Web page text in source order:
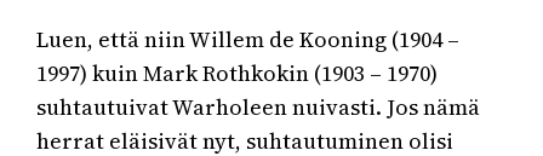
Luen, että niin Willem de Kooning (1904 –
1997) kuin Mark Rothkokin (1903 – 1970)
suhtautuivat Warholeen nuivasti. Jos nämä
herrat eläisivät nyt, suhtautuminen olisi